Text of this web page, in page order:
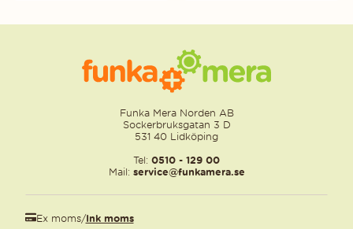
Funka Mera Norden AB
Sockerbruksgatan 3 D
531 40 Lidköping
Tel: 0510 - 129 00
Mail: service@funkamera.se
Ex moms/Ink moms